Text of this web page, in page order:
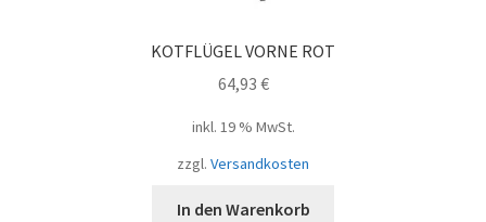
KOTFLÜGEL VORNE ROT
64,93 €
inkl. 19 % MwSt.
zzgl. Versandkosten
In den Warenkorb